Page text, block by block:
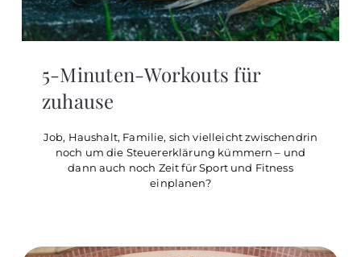
5-Minuten-Workouts für
zuhause
Job, Haushalt, Familie, sich vielleicht zwischendrin
noch um die Steuererklärung kümmern – und
dann auch noch Zeit für Sport und Fitness
einplanen?